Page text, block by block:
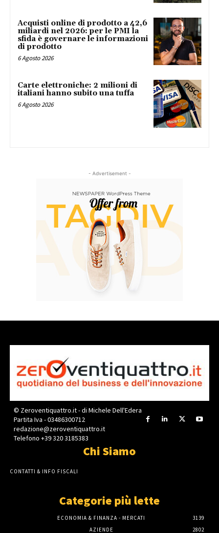
Acquisti online di prodotto a 42,6
miliardi nel 2026: per le PMI la
sfida è governare le informazioni
di prodotto
6 Agosto 2026
Carte elettroniche: 2 milioni di
italiani hanno subito una tuffa
6 Agosto 2026
- Advertisement -
© Zeroventiquattro.it - di Michele Dell'Edera
Partita Iva - 03486300712
redazione@zeroventiquattro.it
Telefono +39 320 3185383
Chi Siamo
CONTATTI & INFO FISCALI
Categorie più lette
ECONOMIA & FINANZA - MERCATI
3139
AZIENDE
2802